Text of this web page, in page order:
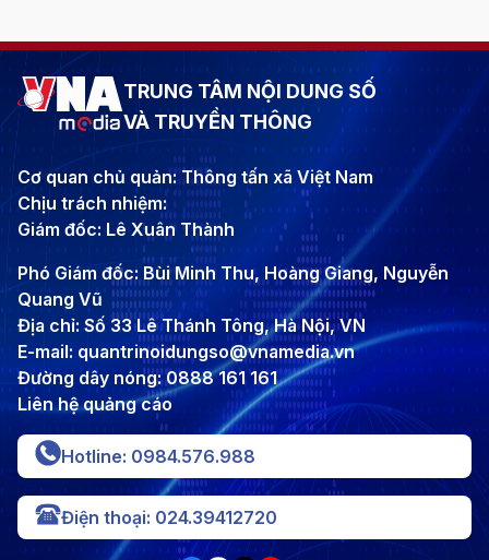
TRUNG TÂM NỘI DUNG SỐ
VÀ TRUYỀN THÔNG
Cơ quan chủ quản: Thông tấn xã Việt Nam
Chịu trách nhiệm:
Giám đốc: Lê Xuân Thành
Phó Giám đốc: Bùi Minh Thu, Hoàng Giang, Nguyễn
Quang Vũ
Địa chỉ: Số 33 Lê Thánh Tông, Hà Nội, VN
E-mail: quantrinoidungso@vnamedia.vn
Đường dây nóng: 0888 161 161
Liên hệ quảng cáo
Hotline: 0984.576.988
Điện thoại: 024.39412720